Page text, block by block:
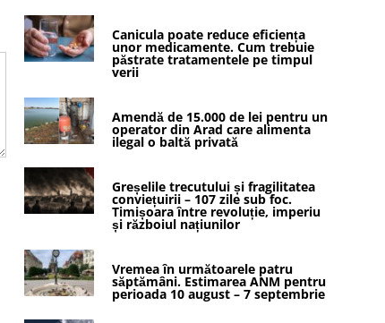
Canicula poate reduce eficiența
unor medicamente. Cum trebuie
păstrate tratamentele pe timpul
verii
Amendă de 15.000 de lei pentru un
operator din Arad care alimenta
ilegal o baltă privată
Greșelile trecutului și fragilitatea
conviețuirii – 107 zile sub foc.
Timișoara între revoluție, imperiu
și războiul națiunilor
Vremea în următoarele patru
săptămâni. Estimarea ANM pentru
perioada 10 august – 7 septembrie